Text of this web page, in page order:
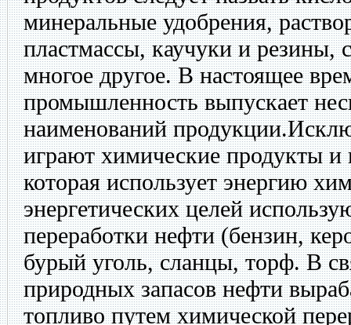
минеральные удобрения,
пластмассы, каучуки и резины,
многое другое. В настоящее
промышленность выпускает
наименований
играют химические продукты и
которая использует энергию
энергетических целей
переработки нефти (бензин,
бурый уголь, сланцы, торф. В
природных запасов нефти
топливо путем химической